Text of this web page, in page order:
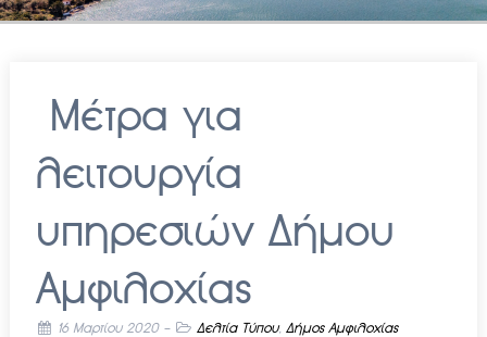
Μέτρα για
λειτουργία
υπηρεσιών Δήμου
Αμφιλοχίας
16 Μαρτίου 2020- Δελτία Τύπου, Δήμος Αμφιλοχίας